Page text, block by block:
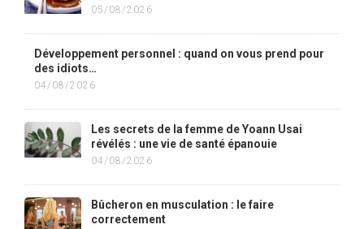
05/08/2026
Développement personnel : quand on vous prend pour
des idiots…
04/08/2026
Les secrets de la femme de Yoann Usai
révélés : une vie de santé épanouie
04/08/2026
Bûcheron en musculation : le faire
correctement